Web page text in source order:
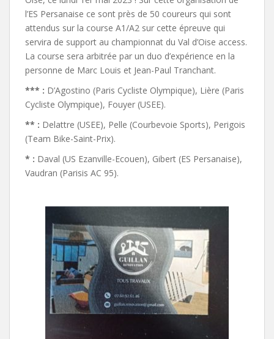
l’ES Persanaise ce sont près de 50 coureurs qui sont
attendus sur la course A1/A2 sur cette épreuve qui
servira de support au championnat du Val d’Oise access.
La course sera arbitrée par un duo d’expérience en la
personne de Marc Louis et Jean-Paul Tranchant.
*** : D’Agostino (Paris Cycliste Olympique), Lière (Paris
Cycliste Olympique), Fouyer (USEE).
** : Delattre (USEE), Pelle (Courbevoie Sports), Perigois
(Team Bike-Saint-Prix).
* : Daval (US Ezanville-Ecouen), Gibert (ES Persanaise),
Vaudran (Parisis AC 95).